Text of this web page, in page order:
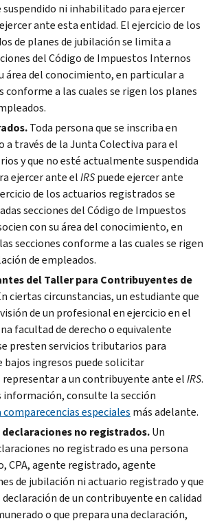
ni inhabilitado para ejercer
ante esta entidad. El ejercicio de los
de planes de jubilación se limita a
del Código de Impuestos Internos
área del conocimiento, en particular a
conforme a las cuales se rigen los planes
Toda persona que se inscriba en
a través de la Junta Colectiva para el
y que no esté actualmente suspendida
ejercer ante elIRSpuede ejercer ante
de los actuarios registrados se
secciones del Código de Impuestos
con su área del conocimiento, en
secciones conforme a las cuales se rigen
de empleados.
del Taller para Contribuyentes de
ciertas circunstancias, un estudiante que
de un profesional en ejercicio en el
facultad de derecho o equivalente
presten servicios tributarios para
ingresos puede solicitar
a un contribuyente ante elIRS.
información, consulte la sección
especiales más adelante.
no registrados.Un
no registrado es una persona
CPA, agente registrado, agente
de jubilación ni actuario registrado y que
de un contribuyente en calidad
o que prepara una declaración,